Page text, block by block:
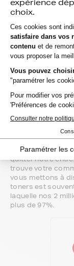
Si vous avez
imprimante
sommes à
Notre équipe de
meilleur choix ou
disponibles soit
Une fois votre
de manière
paiements sont
Il ne reste plus à
quitter notre
trouve votre
vous mettons à
toners est
laquelle nos 2
plus de 97%.